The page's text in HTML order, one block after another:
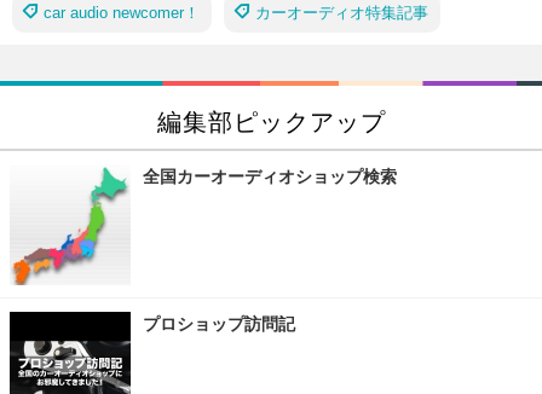
car audio newcomer！ カーオーディオ特集記事
編集部ピックアップ
全国カーオーディオショップ検索
プロショップ訪問記